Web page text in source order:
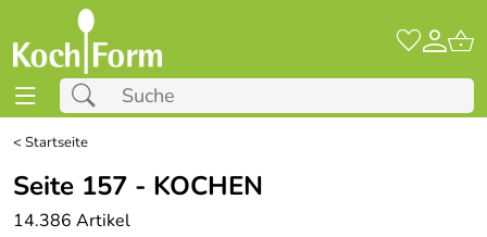
<Startseite
Seite 157 - KOCHEN
14.386 Artikel